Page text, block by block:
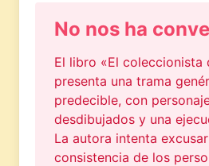
No nos ha
El libro «El coleccionista
presenta una trama
predecible, con
desdibujados y una
La autora intenta
consistencia de los